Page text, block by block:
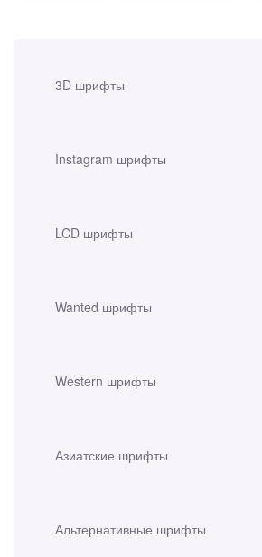
3D шрифты
Instagram шрифты
LCD шрифты
Wanted шрифты
Western шрифты
Азиатские шрифты
Альтернативные шрифты